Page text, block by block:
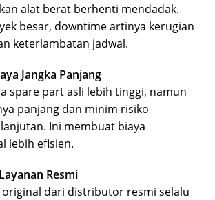
alat berat berhenti mendadak.
besar, downtime artinya kerugian
keterlambatan jadwal.
Jangka Panjang
spare part asli lebih tinggi, namun
panjang dan minim risiko
Ini membuat biaya
lebih efisien.
Resmi
dari distributor resmi selalu